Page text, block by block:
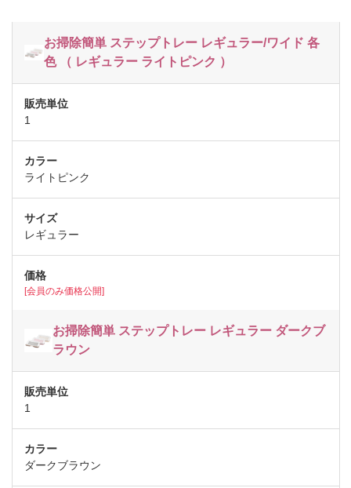
お掃除簡単 ステップトレー レギュラー/ワイド 各
色 （ レギュラー ライトピンク ）
1
ライトピンク
レギュラー
[会員のみ価格公開]
お掃除簡単 ステップトレー レギュラー ダークブ
ラウン
1
ダークブラウン